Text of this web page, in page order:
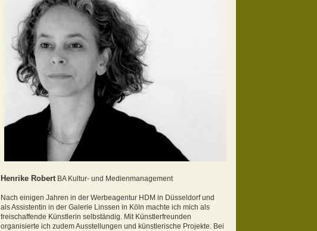
Henrike RobertBA Kultur- und Medienmanagement
Nach einigen Jahren in der Werbeagentur HDM in Düsseldorf und
als Assistentin in der Galerie Linssen in Köln machte ich mich als
freischaffende Künstlerin selbständig. Mit Künstlerfreunden
organisierte ich zudem Ausstellungen und künstlerische Projekte. Bei